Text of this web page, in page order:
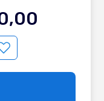
ótima
em uma
Plana Face: Oeste